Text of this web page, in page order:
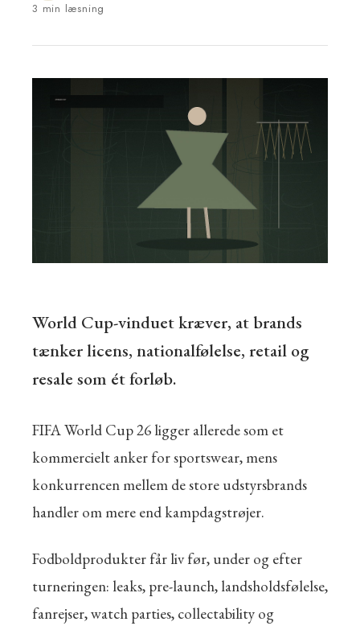
3 min læsning
World Cup-vinduet kræver, at brands
tænker licens, nationalfølelse, retail og
resale som ét forløb.
FIFA World Cup 26 ligger allerede som et
kommercielt anker for sportswear, mens
konkurrencen mellem de store udstyrsbrands
handler om mere end kampdagstrøjer.
Fodboldprodukter får liv før, under og efter
turneringen: leaks, pre-launch, landsholdsfølelse,
fanrejser, watch parties, collectability og